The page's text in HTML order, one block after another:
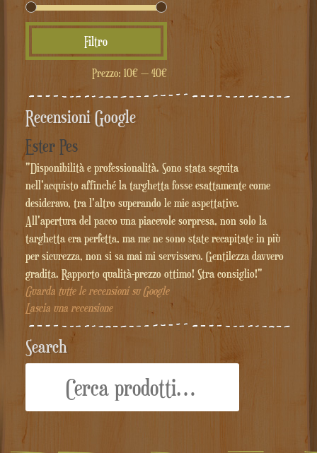
Min
Max
Filtro
Prezzo: 10€— 40€
Recensioni Google
Ester Pes
"Disponibilità e professionalità. Sono stata seguita
nell'acquisto affinché la targhetta fosse esattamente come
desideravo, tra l'altro superando le mie aspettative.
All'apertura del pacco una piacevole sorpresa, non solo la
targhetta era perfetta, ma me ne sono state recapitate in più
per sicurezza, non si sa mai mi servissero. Gentilezza davvero
gradita. Rapporto qualità-prezzo ottimo! Stra consiglio!"
Guarda tutte le recensioni su Google
Lascia una recensione
Search